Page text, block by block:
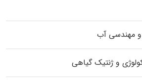
و مهندسی آب
و ژنتیک گیاهی